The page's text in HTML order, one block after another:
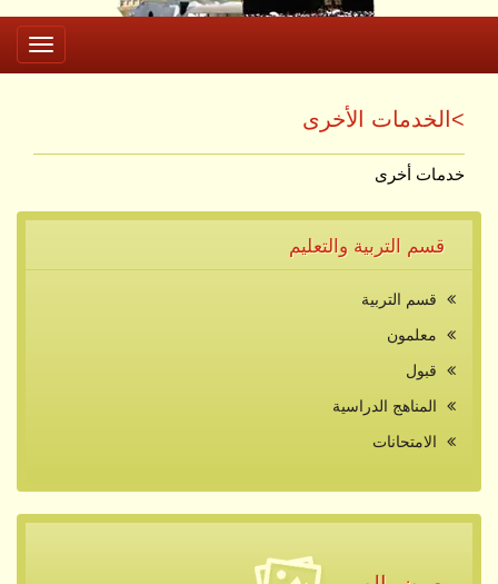
>الخدمات الأخرى
خدمات أخرى
قسم التربية والتعليم
قسم التربية
معلمون
قبول
المناهج الدراسية
الامتحانات